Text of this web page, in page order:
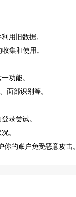
用旧数据。
集和使用。
功能。
面部识别等。
录尝试。
。
的账户免受恶意攻击。